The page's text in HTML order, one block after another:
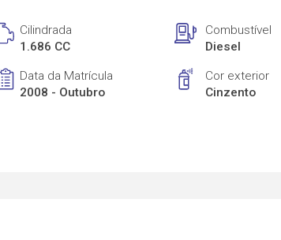
Cilindrada
1.686 CC
Combustível
Diesel
Data da Matrícula
2008 - Outubro
Cor exterior
Cinzento